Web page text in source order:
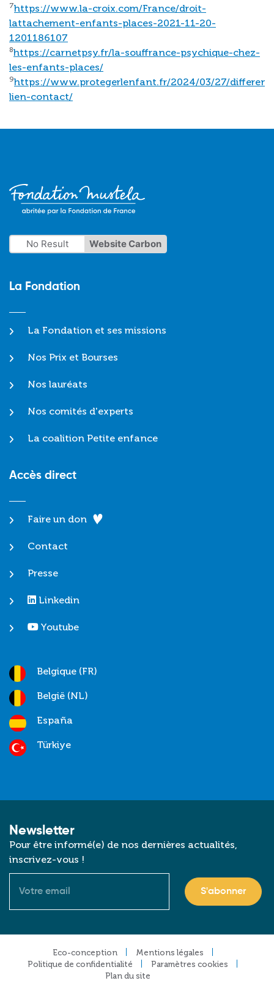
7https://www.la-croix.com/France/droit-
lattachement-enfants-places-2021-11-20-
1201186107
8https://carnetpsy.fr/la-souffrance-psychique-chez-
les-enfants-places/
9https://www.protegerlenfant.fr/2024/03/27/
lien-contact/
No Result Website Carbon
La Fondation
La Fondation et ses missions
Nos Prix et Bourses
Nos lauréats
Nos comités d'experts
La coalition Petite enfance
Accès direct
Faire un don
Contact
Presse
Linkedin
Youtube
Belgique (FR)
België (NL)
España
Türkiye
Newsletter
Pour être informé(e) de nos dernières actualités,
inscrivez-vous !
Eco-conception
Mentions légales
Politique de confidentialité
Paramètres cookies
Plan du site